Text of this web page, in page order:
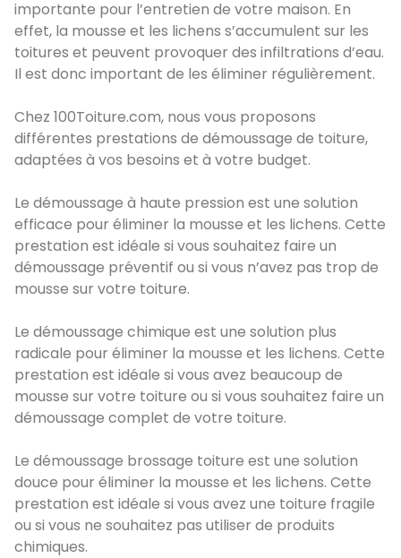
importante pour l’entretien de votre maison. En
effet, la mousse et les lichens s’accumulent sur les
toitures et peuvent provoquer des infiltrations d’eau.
Il est donc important de les éliminer régulièrement.
Chez 100Toiture.com, nous vous proposons
différentes prestations de démoussage de toiture,
adaptées à vos besoins et à votre budget.
Le démoussage à haute pression est une solution
efficace pour éliminer la mousse et les lichens. Cette
prestation est idéale si vous souhaitez faire un
démoussage préventif ou si vous n’avez pas trop de
mousse sur votre toiture.
Le démoussage chimique est une solution plus
radicale pour éliminer la mousse et les lichens. Cette
prestation est idéale si vous avez beaucoup de
mousse sur votre toiture ou si vous souhaitez faire un
démoussage complet de votre toiture.
Le démoussage brossage toiture est une solution
douce pour éliminer la mousse et les lichens. Cette
prestation est idéale si vous avez une toiture fragile
ou si vous ne souhaitez pas utiliser de produits
chimiques.